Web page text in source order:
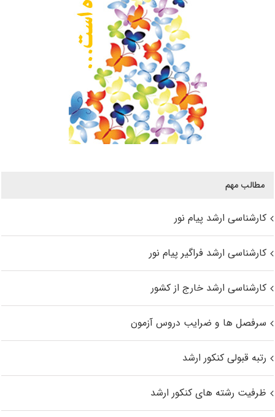
مطالب مهم
کارشناسی ارشد پیام نور
کارشناسی ارشد فراگیر پیام نور
کارشناسی ارشد خارج از کشور
سرفصل ها و ضرایب دروس آزمون
رتبه قبولی کنکور ارشد
ظرفیت رشته های کنکور ارشد